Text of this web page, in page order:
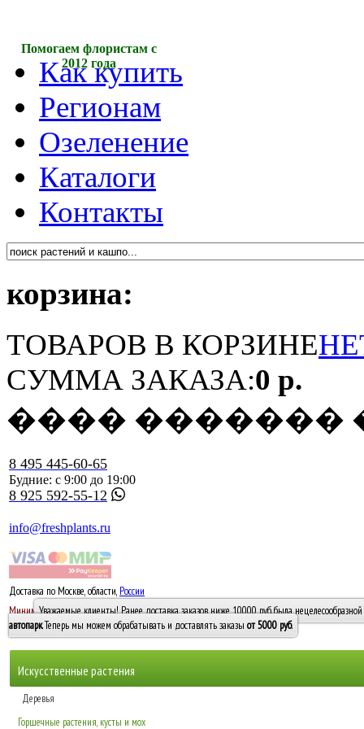
Помогаем флористам с
2012 года
Как купить
Регионам
Озеленение
Каталоги
Контакты
корзина:
ТОВАРОВ В КОРЗИНЕ
СУММА ЗАКАЗА:0 р.
���� �������
8 495 445-60-65
Будние: с 9:00 до 19:00
8 925 592-55-12
info@freshplants.ru
Доставка по Москве, области, России
Минимальный заказ -10 0005000 руб.
Уважаемые клиенты! Ранее доставка заказов ниже 10000 руб. была
автопарк. Теперь мы можем обрабатывать и доставлять заказы от 5000 руб.
Искусственные растения
Деревья
Бамбуки
Горшечные растения, кусты и мох